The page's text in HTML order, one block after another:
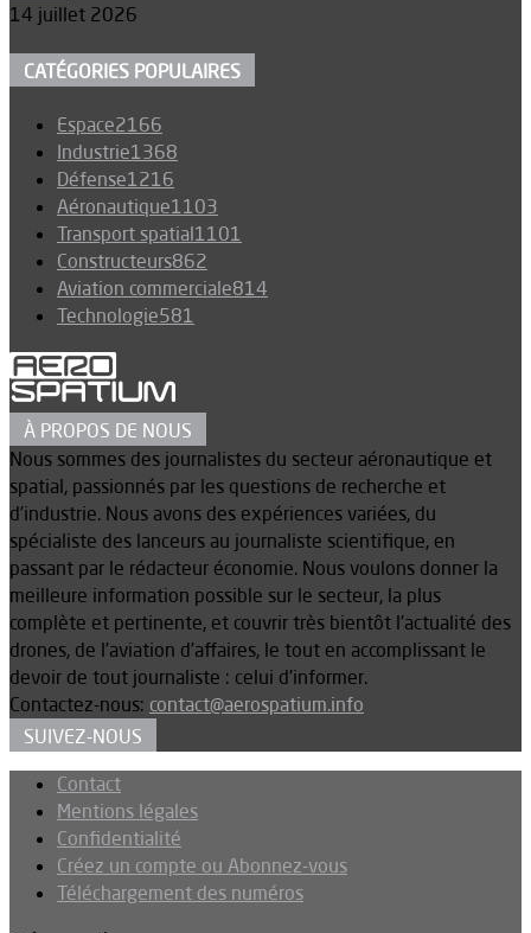
14 juillet 2026
CATÉGORIES POPULAIRES
Espace2166
Industrie1368
Défense1216
Aéronautique1103
Transport spatial1101
Constructeurs862
Aviation commerciale814
Technologie581
À PROPOS DE NOUS
Nous sommes des journalistes du secteur aéronautique et
spatial, passionnés par les questions de recherche et
d’industrie. Nous avons des expériences variées, du
spécialiste des lanceurs au journaliste scientifique, en
passant par le rédacteur économie. Nous voulons donner la
meilleure information possible sur le secteur, la plus
complète et pertinente, et couvrir très bientôt l’actualité des
drones, de l’aviation d’affaires, le tout en accomplissant le
devoir de tout journaliste : celui d’informer.
Contactez-nous: contact@aerospatium.info
SUIVEZ-NOUS
Contact
Mentions légales
Confidentialité
Créez un compte ou Abonnez-vous
Téléchargement des numéros